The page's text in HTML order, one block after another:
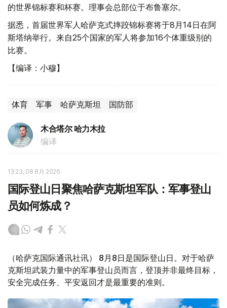
的世界锦标赛和杯赛。理事会总部位于布鲁塞尔。
据悉，首届世界军人哈萨克式摔跤锦标赛将于8月14日在阿
斯塔纳举行。来自25个国家的军人将参加16个体重级别的
比赛。
【编译：小穆】
体育 军事 哈萨克斯坦 国防部
木合塔尔 哈力木拉
编译
13:23, 08 8月 2026
国际登山日聚焦哈萨克斯坦军队：军事登山
员如何炼成？
（哈萨克国际通讯社讯） 8月8日是国际登山日。对于哈萨
克斯坦武装力量中的军事登山员而言，登顶并非最终目标，
安全完成任务、平安返回才是最重要的准则。